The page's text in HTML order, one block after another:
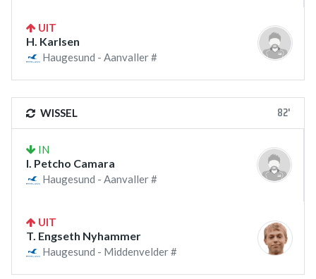
UIT
H. Karlsen
Haugesund - Aanvaller #
WISSEL 82'
IN
I. Petcho Camara
Haugesund - Aanvaller #
UIT
T. Engseth Nyhammer
Haugesund - Middenvelder #